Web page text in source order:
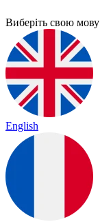
Виберіть свою мову
English